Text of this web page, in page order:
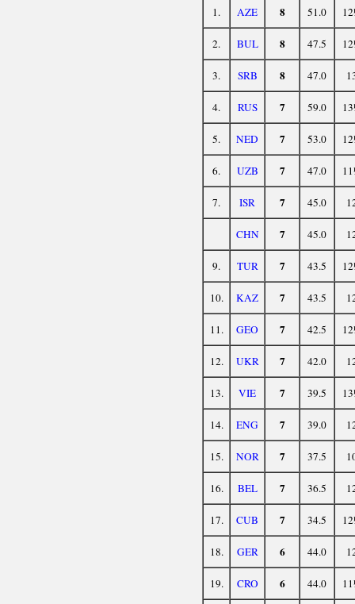
1. AZE 8 51.0
2. BUL 8 47.5
3. SRB 8 47.0
4. RUS 7 59.0
5. NED 7 53.0
6. UZB 7 47.0
7. ISR 7 45.0
CHN 7 45.0
9. TUR 7 43.5
10. KAZ 7 43.5
11. GEO 7 42.5
12. UKR 7 42.0
13. VIE 7 39.5
14. ENG 7 39.0
15. NOR 7 37.5
16. BEL 7 36.5
17. CUB 7 34.5
18. GER 6 44.0
19. CRO 6 44.0